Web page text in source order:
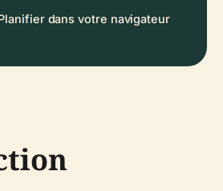
dans votre navigateur